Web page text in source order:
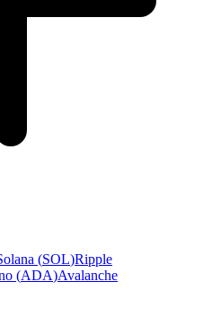
(SOL)Ripple
(ADA)Avalanche